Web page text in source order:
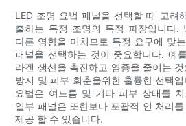
LED 조명 요법 패널을 선택할 때 고려
출하는 특정 조명의 특정 파장입니다.
다른 영향을 미치므로 특정 요구에 맞
패널을 선택하는 것이 중요합니다. 예
라겐 생산을 촉진하고 염증을 줄이는
방지 및 피부 회춘을위한 훌륭한 선택
요법은 여드름 및 기타 피부 상태를
일부 패널은 또한보다 포괄적 인 처리
제공 할 수 있습니다.